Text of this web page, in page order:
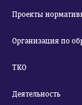
Проекты
Организация по
ТКО
Деятельность